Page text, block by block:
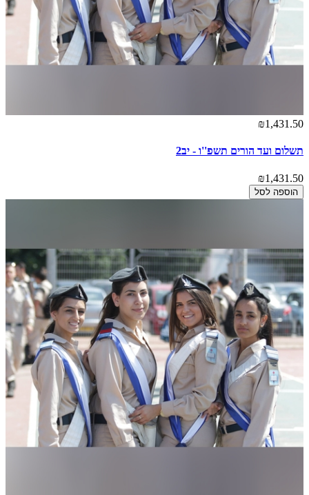
₪1,431.50
תשלום ועד הורים תשפ''ו - יב2
₪1,431.50
הוספה לסל